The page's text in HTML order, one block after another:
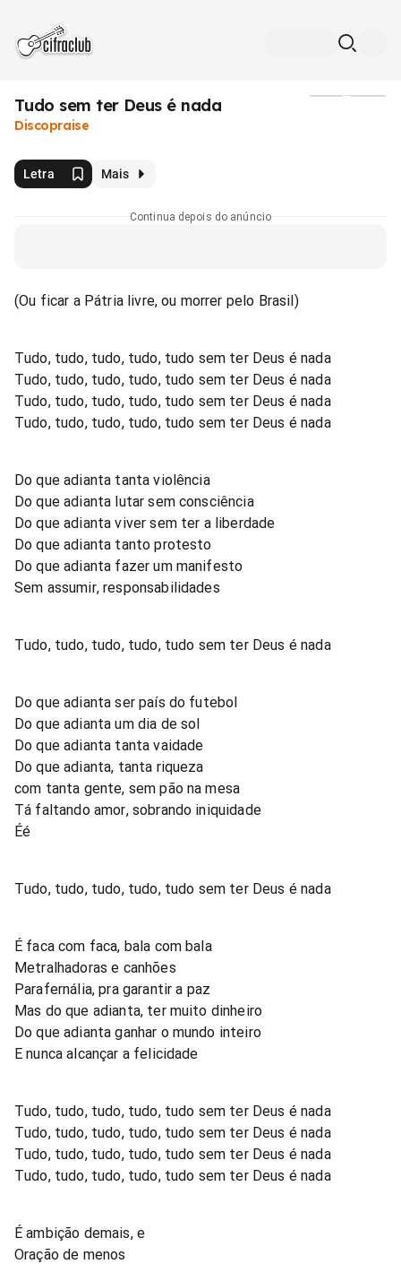
Tudo sem ter Deus é nada
Discopraise
Letra Mais
Continua depois do anúncio
(Ou ficar a Pátria livre, ou morrer pelo Brasil)
Tudo, tudo, tudo, tudo, tudo sem ter Deus é nada
Tudo, tudo, tudo, tudo, tudo sem ter Deus é nada
Tudo, tudo, tudo, tudo, tudo sem ter Deus é nada
Tudo, tudo, tudo, tudo, tudo sem ter Deus é nada
Do que adianta tanta violência
Do que adianta lutar sem consciência
Do que adianta viver sem ter a liberdade
Do que adianta tanto protesto
Do que adianta fazer um manifesto
Sem assumir, responsabilidades
Tudo, tudo, tudo, tudo, tudo sem ter Deus é nada
Do que adianta ser país do futebol
Do que adianta um dia de sol
Do que adianta tanta vaidade
Do que adianta, tanta riqueza
com tanta gente, sem pão na mesa
Tá faltando amor, sobrando iniquidade
Éé
Tudo, tudo, tudo, tudo, tudo sem ter Deus é nada
É faca com faca, bala com bala
Metralhadoras e canhões
Parafernália, pra garantir a paz
Mas do que adianta, ter muito dinheiro
Do que adianta ganhar o mundo inteiro
E nunca alcançar a felicidade
Tudo, tudo, tudo, tudo, tudo sem ter Deus é nada
Tudo, tudo, tudo, tudo, tudo sem ter Deus é nada
Tudo, tudo, tudo, tudo, tudo sem ter Deus é nada
Tudo, tudo, tudo, tudo, tudo sem ter Deus é nada
É ambição demais, e
Oração de menos